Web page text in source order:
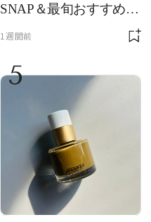
SNAP＆最旬おすすめサ
1週間前
5